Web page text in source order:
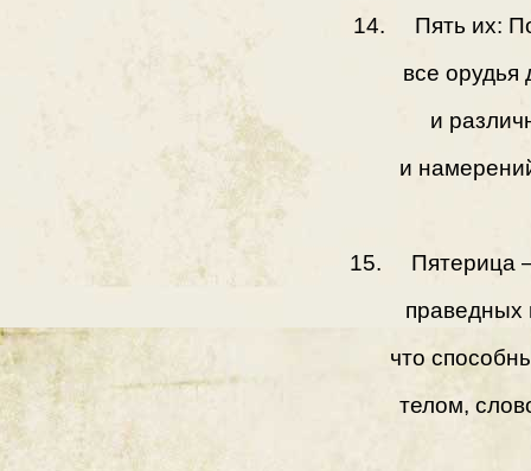
14. Пять их:
все орудья
и
и
15. Пятерица –
праведных
что
телом,